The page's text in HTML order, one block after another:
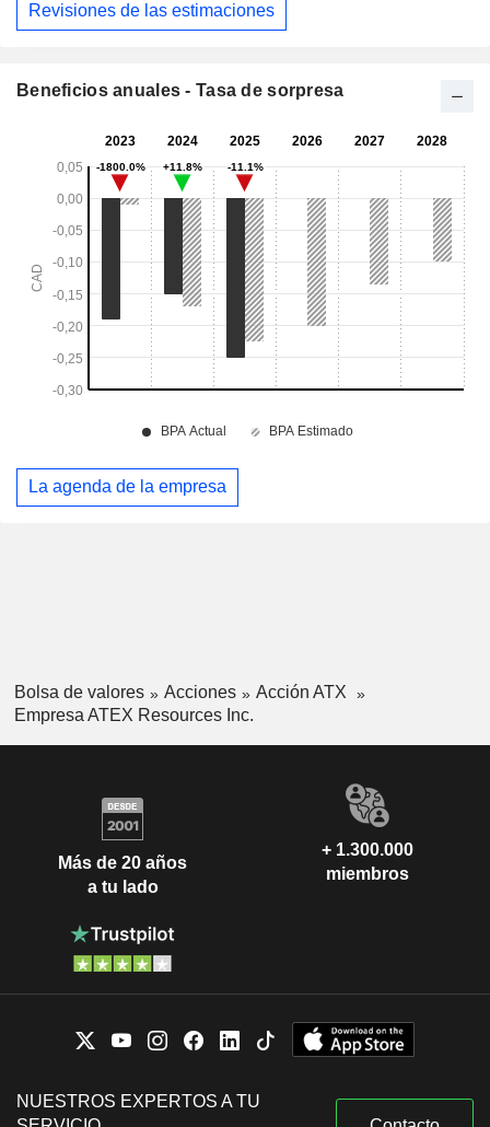
Revisiones de las estimaciones
Beneficios anuales - Tasa de sorpresa
La agenda de la empresa
Bolsa de valores Acciones
Acción ATX
Empresa ATEX Resources Inc.
Más de 20 años
a tu lado
+ 1.300.000
miembros
NUESTROS EXPERTOS A TU